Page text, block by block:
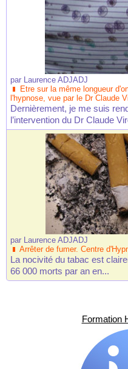
par Laurence ADJADJ
Etre sur la même longueur
l'hypnose, vue par le Dr Claude
Dernièrement, je me suis
l’intervention du Dr Claude
par Laurence ADJADJ
Arrêter de fumer. Centre
La nocivité du tabac est
66 000 morts par an en...
Formation